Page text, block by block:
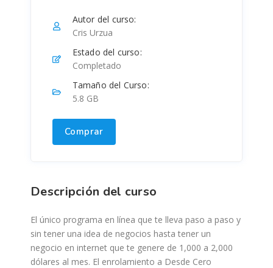
Descripción del curso
El único programa en línea que te lleva paso a paso y
sin tener una idea de negocios hasta tener un
negocio en internet que te genere de 1,000 a 2,000
dólares al mes. El enrolamiento a Desde Cero
Autor del curso:
Cris Urzua
Estado del curso:
Completado
Tamaño del Curso:
5.8 GB
Comprar